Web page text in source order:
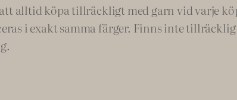
alltid köpa tillräckligt med garn vid varje
i exakt samma färger. Finns inte tillräcklig